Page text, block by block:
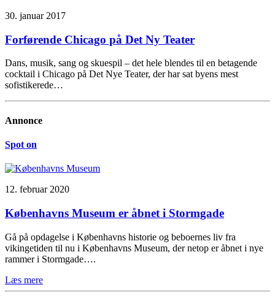
30. januar 2017
Forførende Chicago på Det Ny Teater
Dans, musik, sang og skuespil – det hele blendes til en betagende
cocktail i Chicago på Det Nye Teater, der har sat byens mest
sofistikerede…
Annonce
Spot on
12. februar 2020
Københavns Museum er åbnet i Stormgade
Gå på opdagelse i Københavns historie og beboernes liv fra
vikingetiden til nu i Københavns Museum, der netop er åbnet i nye
rammer i Stormgade….
Læs mere